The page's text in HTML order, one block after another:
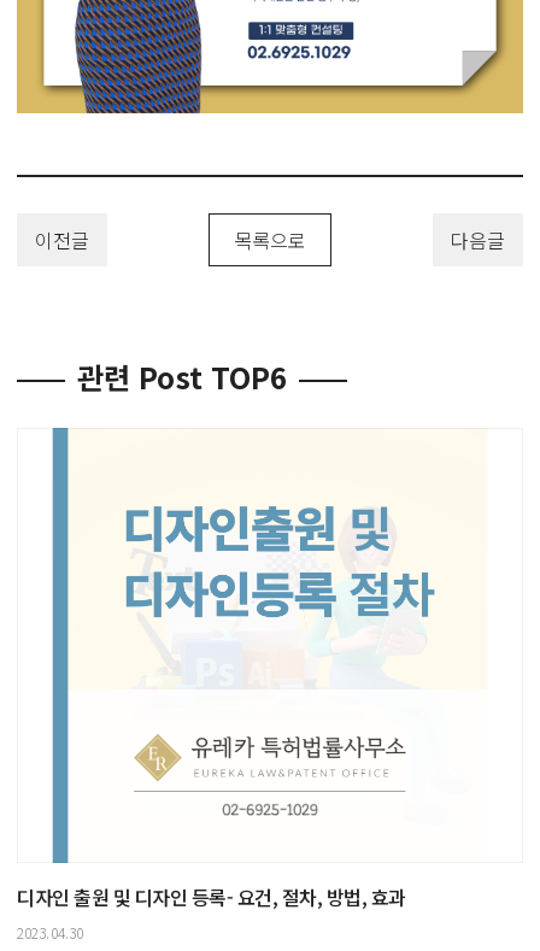
이전글 목록으로 다음글
관련 Post TOP6
디자인 출원 및 디자인 등록- 요건, 절차, 방법, 효과
2023.04.30